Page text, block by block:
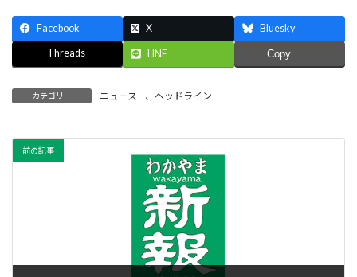
Facebook X Bluesky
Threads LINE Copy
カテゴリー ニュース 、 ヘッドライン
前の記事